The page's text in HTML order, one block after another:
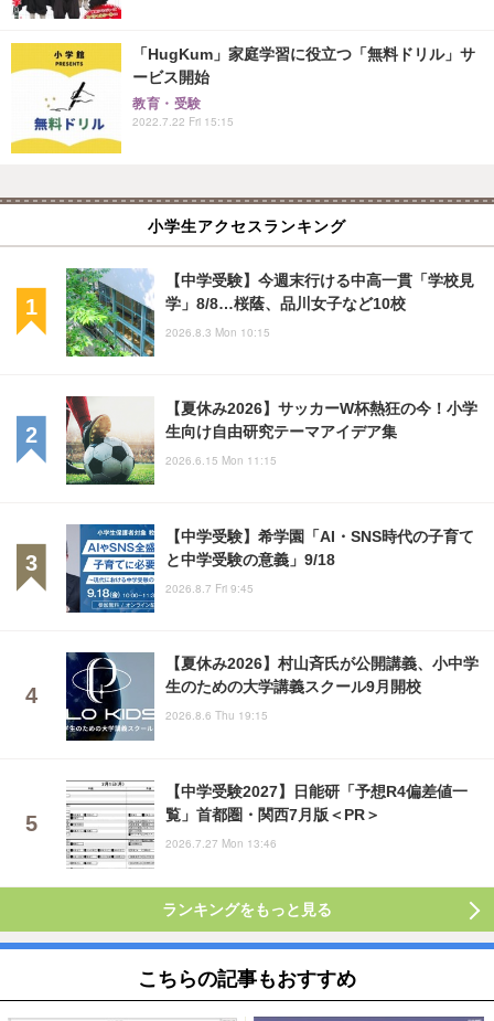
「HugKum」家庭学習に役立つ「無料ドリル」サ
ービス開始
教育・受験
2022.7.22 Fri 15:15
小学生アクセスランキング
【中学受験】今週末行ける中高一貫「学校見
学」8/8…桜蔭、品川女子など10校
2026.8.3 Mon 10:15
【夏休み2026】サッカーW杯熱狂の今！小学
生向け自由研究テーマアイデア集
2026.6.15 Mon 11:15
【中学受験】希学園「AI・SNS時代の子育て
と中学受験の意義」9/18
2026.8.7 Fri 9:45
【夏休み2026】村山斉氏が公開講義、小中学
生のための大学講義スクール9月開校
2026.8.6 Thu 19:15
【中学受験2027】日能研「予想R4偏差値一
覧」首都圏・関西7月版＜PR＞
2026.7.27 Mon 13:46
ランキングをもっと見る
こちらの記事もおすすめ